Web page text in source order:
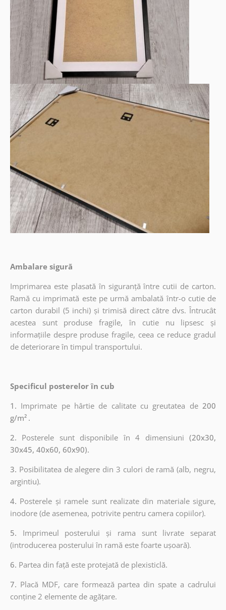
Ambalare sigură
Imprimarea este plasată în siguranță între cutii de carton.
Ramă cu imprimată este pe urmă ambalată într-o cutie de
carton durabil (5 inchi) și trimisă direct către dvs. Întrucât
acestea sunt produse fragile, în cutie nu lipsesc și
informațiile despre produse fragile, ceea ce reduce gradul
de deteriorare în timpul transportului.
Specificul posterelor în cub
1. Imprimate pe hârtie de calitate cu greutatea de200
g/m² .
2. Posterele sunt disponibile în 4 dimensiuni (20x30,
30x45, 40x60, 60x90).
3. Posibilitatea de alegere din 3 culori de ramă (alb, negru,
argintiu).
4. Posterele și ramele sunt realizate din materiale sigure,
inodore (de asemenea, potrivite pentru camera copiilor).
5. Imprimeul posterului și rama sunt livrate separat
(introducerea posterului în ramă este foarte ușoară).
6. Partea din față este protejată de plexisticlă.
7. Placă MDF, care formează partea din spate a cadrului
conține 2 elemente de agățare.